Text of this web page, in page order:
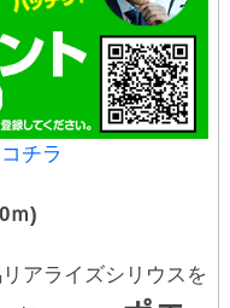
チラ
ｍ)
アライズシリウスを